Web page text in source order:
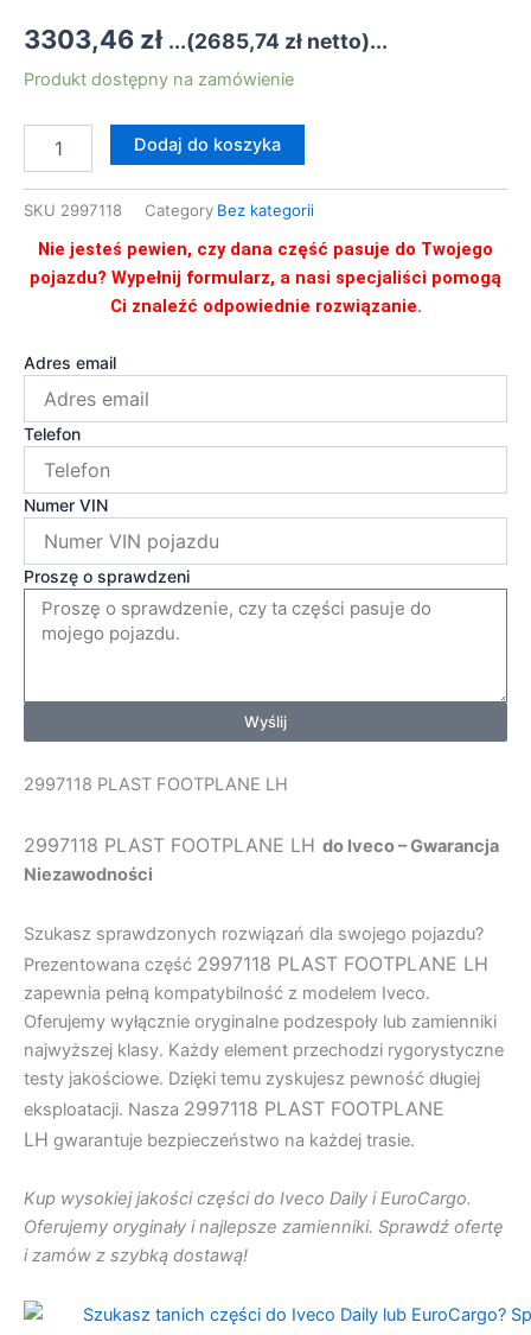
3303,46 zł ...(2685,74 zł netto)...
Produkt dostępny na zamówienie
ilość
PLAST
FOOTPLANE
LH
Dodaj do koszyka
SKU 2997118 Category Bez kategorii
Nie jesteś pewien, czy dana część pasuje do Twojego
pojazdu? Wypełnij formularz, a nasi specjaliści pomogą
Ci znaleźć odpowiednie rozwiązanie.
Adres email
Telefon
Numer VIN
Proszę o sprawdzeni
Wyślij
2997118 PLAST FOOTPLANE LH
2997118 PLAST FOOTPLANE LH do Iveco – Gwarancja
Niezawodności
Szukasz sprawdzonych rozwiązań dla swojego pojazdu?
Prezentowana część 2997118 PLAST FOOTPLANE LH
zapewnia pełną kompatybilność z modelem Iveco.
Oferujemy wyłącznie oryginalne podzespoły lub zamienniki
najwyższej klasy. Każdy element przechodzi rygorystyczne
testy jakościowe. Dzięki temu zyskujesz pewność długiej
eksploatacji. Nasza 2997118 PLAST FOOTPLANE
LH gwarantuje bezpieczeństwo na każdej trasie.
Kup wysokiej jakości części do Iveco Daily i EuroCargo.
Oferujemy oryginały i najlepsze zamienniki. Sprawdź ofertę
i zamów z szybką dostawą!